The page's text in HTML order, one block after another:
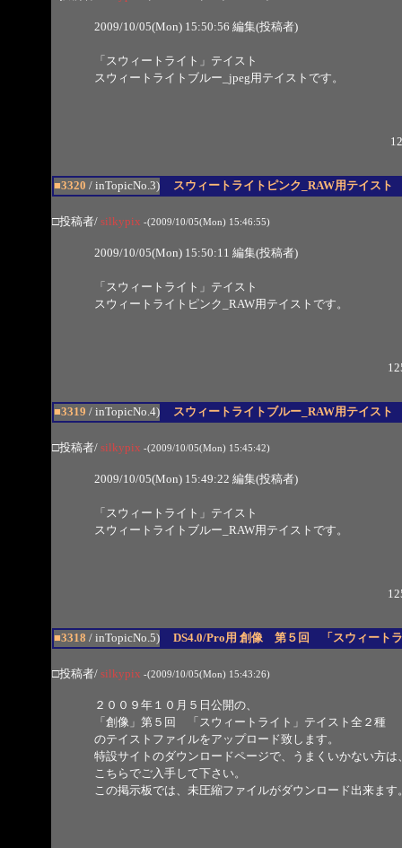
2009/10/05(Mon) 15:50:56 編集(投稿者)
「スウィートライト」テイスト
スウィートライトブルー_jpeg用テイストです。
■3320 / inTopicNo.3) スウィートライトピンク_RAW用テイスト
□投稿者/ silkypix -(2009/10/05(Mon) 15:46:55)
2009/10/05(Mon) 15:50:11 編集(投稿者)
「スウィートライト」テイスト
スウィートライトピンク_RAW用テイストです。
■3319 / inTopicNo.4) スウィートライトブルー_RAW用テイスト
□投稿者/ silkypix -(2009/10/05(Mon) 15:45:42)
2009/10/05(Mon) 15:49:22 編集(投稿者)
「スウィートライト」テイスト
スウィートライトブルー_RAW用テイストです。
■3318 / inTopicNo.5) DS4.0/Pro用 創像 第５回 「スウィート
□投稿者/ silkypix -(2009/10/05(Mon) 15:43:26)
２００９年１０月５日公開の、
「創像」第５回 「スウィートライト」テイスト全２種
のテイストファイルをアップロード致します。
特設サイトのダウンロードページで、うまくいかない方は
こちらでご入手して下さい。
この掲示板では、未圧縮ファイルがダウンロード出来ます